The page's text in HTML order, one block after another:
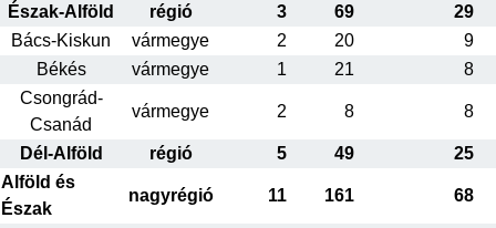
Észak-Alföld régió 3 69
29
Bács-Kiskun
vármegye 2 20
9
Békés
vármegye 1 21
8
Csongrád-
Csanád
vármegye 2 8 8
Dél-Alföld régió 5 49
25
Alföld és
Észak
nagyrégió 11 161 68